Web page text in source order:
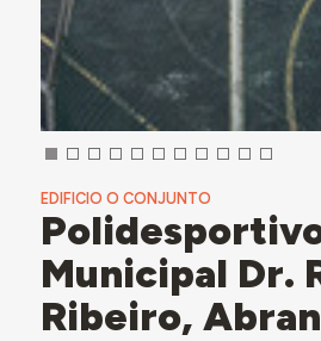
EDIFICIO O CONJUNTO
Municipal Dr.
Ribeiro,